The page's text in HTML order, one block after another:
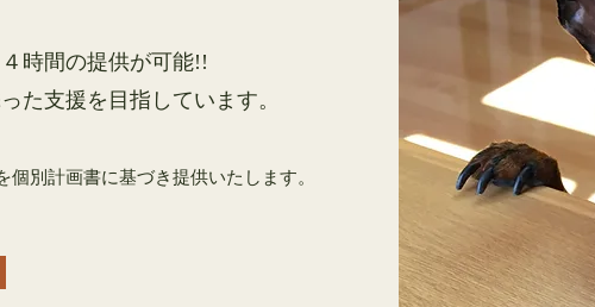
時間の提供が可能!!
た支援を目指しています。
個別計画書に基づき提供いたします。